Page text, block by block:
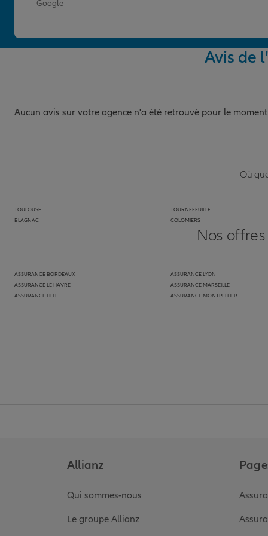
Google
Avis de
Aucun avis sur votre agence n'a été retrouvé pour le moment
Où
TOULOUSE
BLAGNAC
TOURNEFEUILLE
COLOMIERS
Nos
ASSURANCE BORDEAUX
ASSURANCE LE HAVRE
ASSURANCE LILLE
ASSURANCE LYON
ASSURANCE MARSEILLE
ASSURANCE MONTPELLIER
Allianz
Qui sommes-nous
Le groupe Allianz